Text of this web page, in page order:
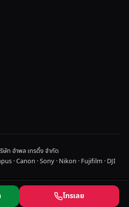
ท อำพล เทรดิ้ง จำกัด
· Canon · Sony · Nikon · Fujifilm · DJI
โทรเลย